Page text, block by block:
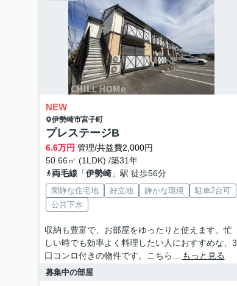
NEW
伊勢崎市宮子町
プレステージB
6.6万円 管理/共益費2,000円
50.66㎡ (1LDK) /築31年
両毛線「伊勢崎」駅 徒歩56分
閑静な住宅地 好立地 静かな環境
駐車2台可
公共下水
収納も豊富で、お部屋をゆったりと使えます。忙
しい時でも効率よく料理したい人におすすめな、3
口コンロ付きの物件です。こちら...
もっと見る
募集中の部屋